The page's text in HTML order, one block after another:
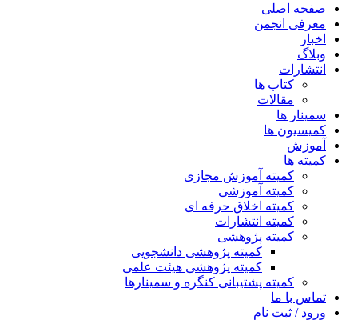
صفحه اصلی
معرفی انجمن
اخبار
وبلاگ
انتشارات
کتاب ها
مقالات
سمینار ها
کمیسیون ها
آموزش
کمیته ها
کمیته آموزش مجازی
کمیته آموزشی
کمیته اخلاق حرفه ای
کمیته انتشارات
کمیته پژوهشی
کمیته پژوهشی دانشجویی
کمیته پژوهشی هیئت علمی
کمیته پشتیبانی کنگره و سمینارها
تماس با ما
ورود / ثبت نام